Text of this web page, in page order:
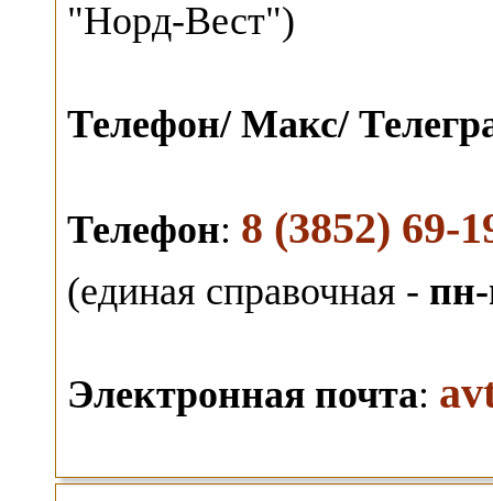
"Норд-Вест")
Телефон/ Макс/
Телефон: 8 (3852) 69-
(единая справочная -
Электронная почта: